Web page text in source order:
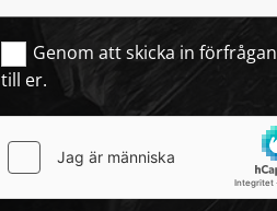
Genom att skicka in
till er.